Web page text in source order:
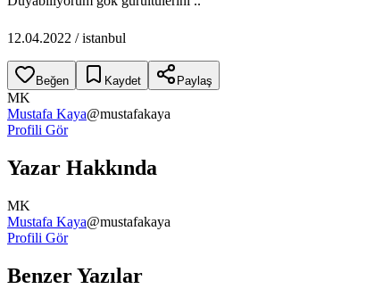
12.04.2022 / istanbul
Beğen Kaydet Paylaş
MK
Mustafa Kaya@mustafakaya
Profili Gör
Yazar Hakkında
MK
Mustafa Kaya@mustafakaya
Profili Gör
Benzer Yazılar